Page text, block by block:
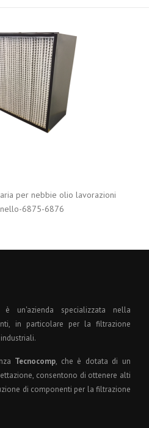
per nebbie olio lavorazioni
6875-6876
un'azienda specializzata nella
in particolare per la filtrazione
Tecnocomp, che è dotata di un
consentono di ottenere alti
di componenti per la filtrazione